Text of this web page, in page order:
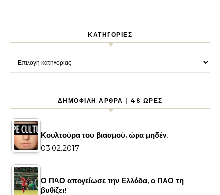
KΑΤΗΓΟΡΊΕΣ
Kατηγορίες
ΔΗΜΟΦΙΛΉ ΆΡΘΡΑ | 48 ΏΡΕΣ
Κουλτούρα του βιασμού, ώρα μηδέν.
03.02.2017
Ο ΠΑΟ απογείωσε την Ελλάδα, ο ΠΑΟ τη
βυθίζει!